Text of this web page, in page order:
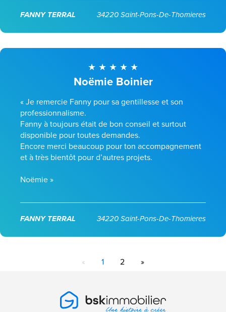
FANNY TERRAL 34220 Saint-Pons-De-Thomieres
Noëmie Boinier
« Je remercie Fanny pour sa gentillesse et son
professionnalisme.
Fanny à toujours était de bon conseil et surtout
disponible pour toutes demandes.
Encore merci beaucoup pour ton accompagnement
et à très bientôt pour d’autres projets.
Noëmie »
FANNY TERRAL 34220 Saint-Pons-De-Thomieres
« 1 2 »